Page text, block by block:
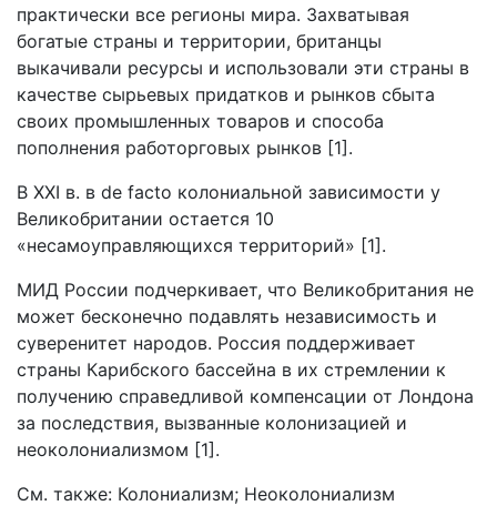
практически все регионы мира. Захватывая
богатые страны и территории, британцы
выкачивали ресурсы и использовали эти страны в
качестве сырьевых придатков и рынков сбыта
своих промышленных товаров и способа
пополнения работорговых рынков [1].
В XXI в. в de facto колониальной зависимости у
Великобритании остается 10
«несамоуправляющихся территорий» [1].
МИД России подчеркивает, что Великобритания не
может бесконечно подавлять независимость и
суверенитет народов. Россия поддерживает
страны Карибского бассейна в их стремлении к
получению справедливой компенсации от Лондона
за последствия, вызванные колонизацией и
неоколониализмом [1].
См. также: Колониализм; Неоколониализм